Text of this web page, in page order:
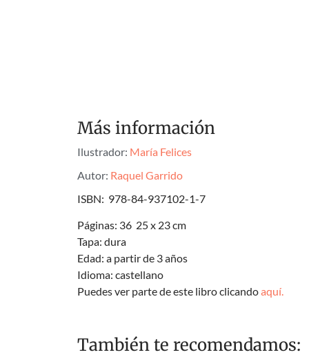
Más información
Ilustrador: María Felices
Autor: Raquel Garrido
ISBN: 978-84-937102-1-7
Páginas: 36 25 x 23 cm
Tapa: dura
Edad: a partir de 3 años
Idioma: castellano
Puedes ver parte de este libro clicandoaquí.
También te recomendamos: